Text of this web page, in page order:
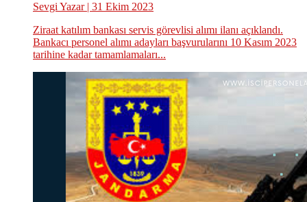
Sevgi Yazar| 31 Ekim 2023
Ziraat katılım bankası servis görevlisi alımı ilanı açıklandı.
Bankacı personel alımı adayları başvurularını 10 Kasım 2023
tarihine kadar tamamlamaları...